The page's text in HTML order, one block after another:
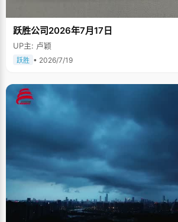
跃胜公司2026年7月17日
UP主: 卢颖
跃胜 • 2026/7/19